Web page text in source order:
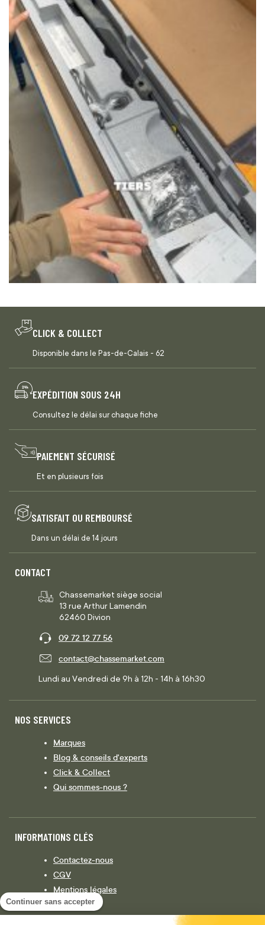
Continuer sans accepter
CLICK & COLLECT
Disponible dans le Pas-de-Calais - 62
EXPÉDITION SOUS 24H
Consultez le délai sur chaque fiche
PAIEMENT SÉCURISÉ
Et en plusieurs fois
SATISFAIT OU REMBOURSÉ
Dans un délai de 14 jours
CONTACT
Chassemarket siège social
13 rue Arthur Lamendin
62460 Divion
09 72 12 77 56
contact@chassemarket.com
Lundi au Vendredi de 9h à 12h - 14h à 16h30
NOS SERVICES
Marques
Blog & conseils d'experts
Click & Collect
Qui sommes-nous ?
INFORMATIONS CLÉS
Contactez-nous
CGV
Mentions légales
Législation